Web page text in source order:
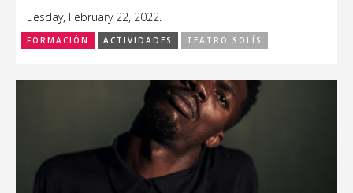
Tuesday, February 22, 2022.
FORMACIÓN ACTIVIDADES TEATRO SOLÍS